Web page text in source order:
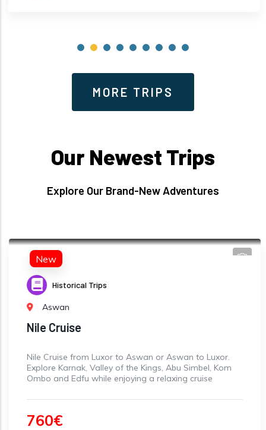
MORE TRIPS
Our Newest Trips
Explore Our Brand-New Adventures
New
Historical Trips
Aswan
Nile Cruise
Nile Cruise from Luxor to Aswan or Aswan to Luxor.
Explore Karnak, Valley of the Kings, Abu Simbel, Kom
Ombo and Edfu while enjoying a relaxing cruise
760€